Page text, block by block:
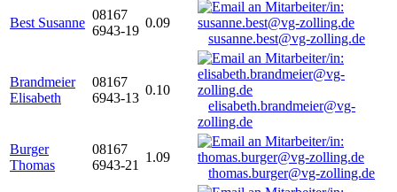
Best Susanne
08167
6943-19
0.09
susanne.best@vg-zolling.de
Brandmeier
Elisabeth
08167
6943-13
0.10
elisabeth.brandmeier@vg-
zolling.de
Burger
Thomas
08167
6943-21
1.09
thomas.burger@vg-zolling.de